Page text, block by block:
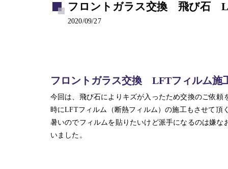
フロントガラス交換 飛び石
2020/09/27
フロントガラス交換 LFTフィルム施
今回は、飛び石によりキズが入ったため交換のご依
時にLFTフィルム（断熱フィルム）の施工もさせて頂
暑いのでフィルムを貼りたいけど派手になるのは嫌
いました。